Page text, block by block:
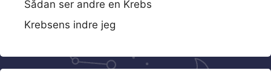
Sådan ser andre en Krebs
Krebsens indre jeg